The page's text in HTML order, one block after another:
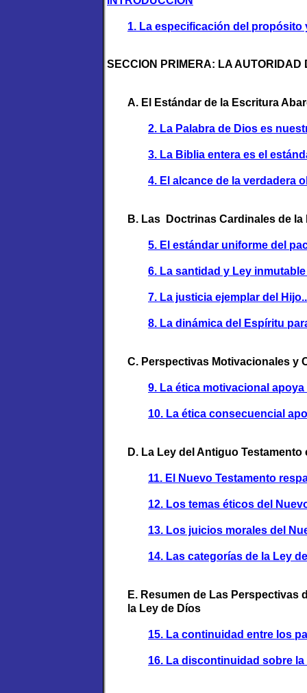
1. La especificación del propósito
SECCION PRIMERA: LA AUTORIDAD
A. El Estándar de la Escritura
2. La Palabra de Dios es
3. La Biblia entera es el
4. El alcance de la verdadera
B. Las Doctrinas Cardinales de la
5. El estándar uniforme del
6. La santidad y Ley inmutable
7. La justicia ejemplar del
8. La dinámica del Espíritu para
C. Perspectivas Motivacionales y
9. La ética motivacional apoya
10. La ética consecuencial
D. La Ley del Antiguo
11. El Nuevo Testamento
12. Los temas éticos del
13. Los juicios morales del
14. Las categorías de la Ley de
E. Resumen de Las Perspectivas
la Ley de Díos
15. La continuidad entre los
16. La discontinuidad sobre la